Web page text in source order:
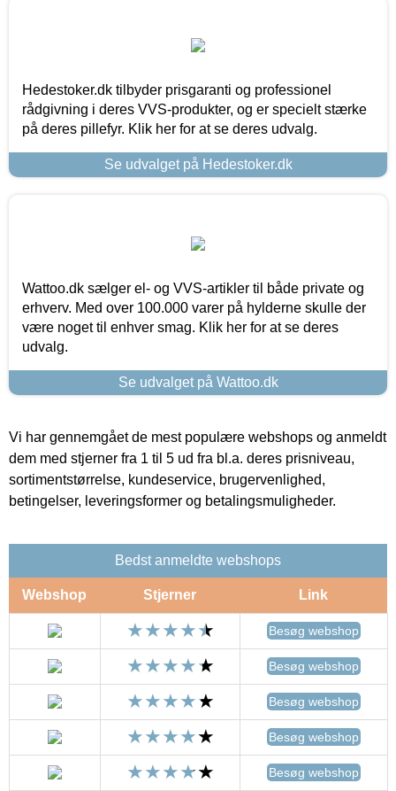
Hedestoker.dk tilbyder prisgaranti og professionel
rådgivning i deres VVS-produkter, og er specielt stærke
på deres pillefyr. Klik her for at se deres udvalg.
Se udvalget på Hedestoker.dk
Wattoo.dk sælger el- og VVS-artikler til både private og
erhverv. Med over 100.000 varer på hylderne skulle der
være noget til enhver smag. Klik her for at se deres
udvalg.
Se udvalget på Wattoo.dk
Vi har gennemgået de mest populære webshops og anmeldt
dem med stjerner fra 1 til 5 ud fra bl.a. deres prisniveau,
sortimentstørrelse, kundeservice, brugervenlighed,
betingelser, leveringsformer og betalingsmuligheder.
Bedst anmeldte webshops
Webshop Stjerner Link
Besøg webshop
Besøg webshop
Besøg webshop
Besøg webshop
Besøg webshop